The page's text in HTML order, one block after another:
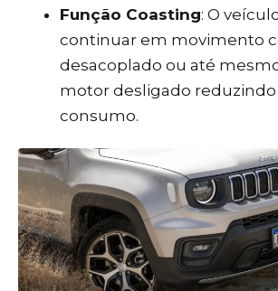
Função Coasting: O
continuar em movimento
desacoplado ou até
motor desligado reduzindo
consumo.